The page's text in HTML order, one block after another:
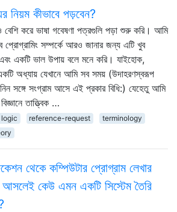
নিয়ম কীভাবে পড়বেন?
করে ভাষা গবেষণা পত্রগুলি পড়া শুরু করি। আমি
প্রোগ্রামিং সম্পর্কে আরও জানার জন্য এটি খুব
একটি ভাল উপায় বলে মনে করি। যাইহোক,
অধ্যায় যেখানে আমি সব সময় (উদাহরণস্বরূপ
সঙ্গে সংগ্রাম আসে এই প্রকার বিধি:) যেহেতু আমি
তাত্ত্বিক …
logic reference-request
terminology
থেকে কম্পিউটার প্রোগ্রাম লেখার
কেউ এমন একটি সিস্টেম তৈরি